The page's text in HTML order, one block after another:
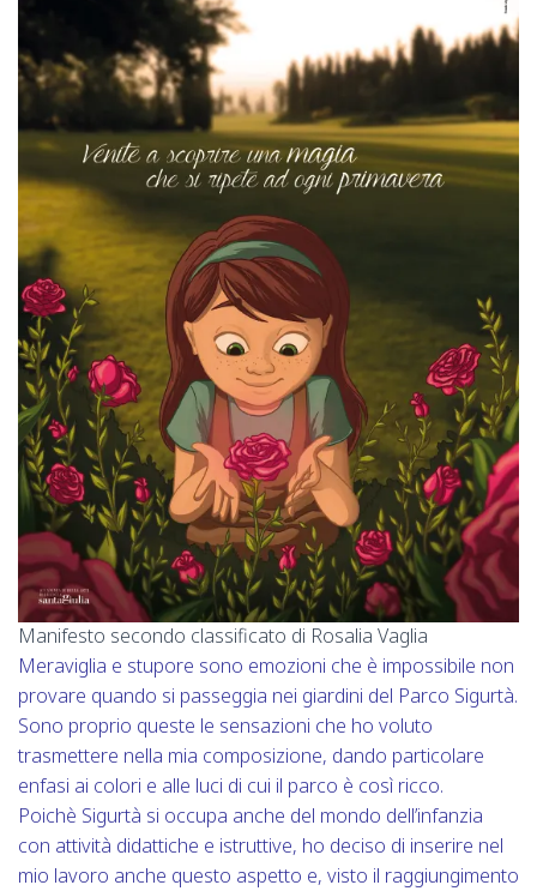
Manifesto secondo classificato di Rosalia Vaglia
Meraviglia e stupore sono emozioni che è impossibile non
provare quando si passeggia nei giardini del Parco Sigurtà.
Sono proprio queste le sensazioni che ho voluto
trasmettere nella mia composizione, dando particolare
enfasi ai colori e alle luci di cui il parco è così ricco.
Poichè Sigurtà si occupa anche del mondo dell’infanzia
con attività didattiche e istruttive, ho deciso di inserire nel
mio lavoro anche questo aspetto e, visto il raggiungimento